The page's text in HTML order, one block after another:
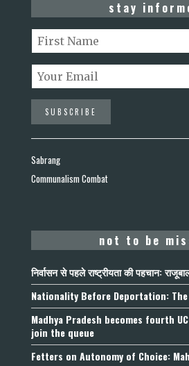
stay
Sabrang
Communalism Combat
not to be
निर्वासन से पहले राष्ट्रीयता की पहचान:
Nationality Before Deportation: The
Madhya Pradesh becomes fourth
join the queue
Fetters on Autonomy of Choice: